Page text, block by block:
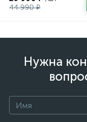
44 990 ₽
Нужна